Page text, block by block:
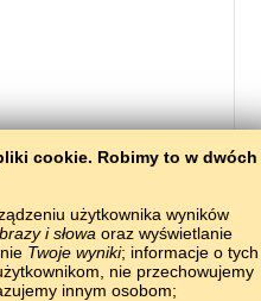
сookie. Robimy to w dwóch
użytkownika wyników
i słowa oraz wyświetlanie
Twoje wyniki; informacje o tych
nie przechowujemy
innym osobom;